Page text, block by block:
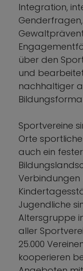
Integration,
über den
und
nachhaltiger
Sportvereine
Orte
auch ein
Verbindungen
Jugendliche
Altersgruppe
aller
25.000
kooperieren